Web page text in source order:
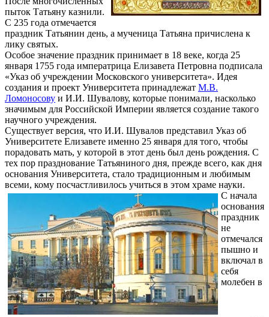
пыток Татьяну казнили.
С 235 года отмечается
праздник Татьянин день, а мученица Татьяна причислена к
лику святых.
Особое значение праздник принимает в 18 веке, когда 25
января 1755 года императрица Елизавета Петровна подписала
«Указ об учреждении Московского университета». Идея
создания и проект Университета принадлежат М.В.
Ломоносову и И.И. Шувалову, которые понимали, насколько
значимым для Российской Империи является создание такого
научного учреждения.
Существует версия, что И.И. Шувалов представил Указ об
Университете Елизавете именно 25 января для того, чтобы
порадовать мать, у которой в этот день был день рождения. С
тех пор празднование Татьяниного дня, прежде всего, как дня
основания Университета, стало традиционным и любимым
всеми, кому посчастливилось учиться в этом храме науки.
С начала
основания
праздник
не
отмечался
пышно и
включал в
себя
молебен в